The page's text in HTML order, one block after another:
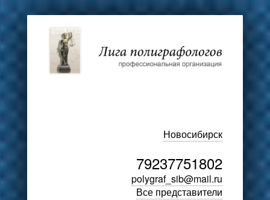
Новосибирск
79237751802
polygraf_sib@mail.ru
Все представители